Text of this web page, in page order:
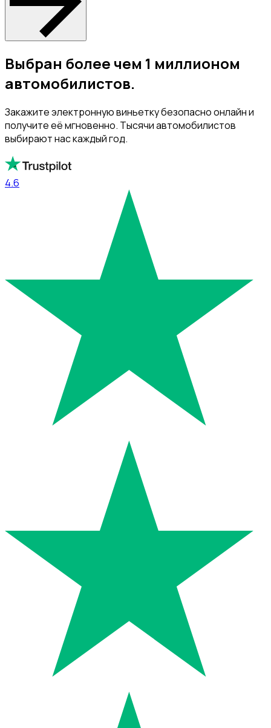
Выбран более чем 1 миллионом
автомобилистов.
Закажите электронную виньетку безопасно онлайн и
получите её мгновенно. Тысячи автомобилистов
выбирают нас каждый год.
4.6